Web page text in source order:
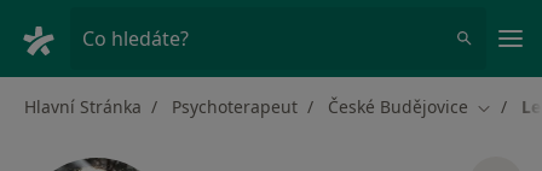
Co hledáte?
Hlavní Stránka Psychoterapeut České Budějovice Změna